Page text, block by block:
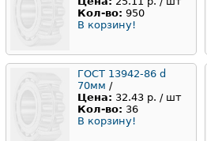
Кол-во: 950
В корзину!
ГОСТ 13942-86 d
70мм /
Цена: 32.43 р. / шт
Кол-во: 36
В корзину!